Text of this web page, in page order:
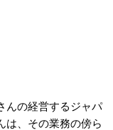
んの経営するジャパ
は、その業務の傍ら